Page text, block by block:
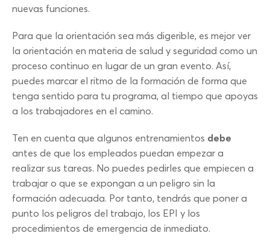
nuevas funciones.
Para que la orientación sea más digerible, es mejor ver
la orientación en materia de salud y seguridad como un
proceso continuo en lugar de un gran evento. Así,
puedes marcar el ritmo de la formación de forma que
tenga sentido para tu programa, al tiempo que apoyas
a los trabajadores en el camino.
Ten en cuenta que algunos entrenamientos debe
antes de que los empleados puedan empezar a
realizar sus tareas. No puedes pedirles que empiecen a
trabajar o que se expongan a un peligro sin la
formación adecuada. Por tanto, tendrás que poner a
punto los peligros del trabajo, los EPI y los
procedimientos de emergencia de inmediato.